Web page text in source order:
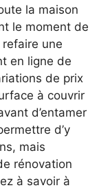
la maison
le moment de
une
en ligne de
de prix
à couvrir
d’entamer
d’y
mais
rénovation
à savoir à